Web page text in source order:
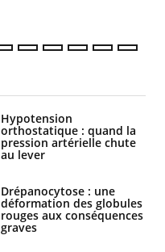
Hypotension
orthostatique : quand la
pression artérielle chute
au lever
Drépanocytose : une
déformation des globules
rouges aux conséquences
graves